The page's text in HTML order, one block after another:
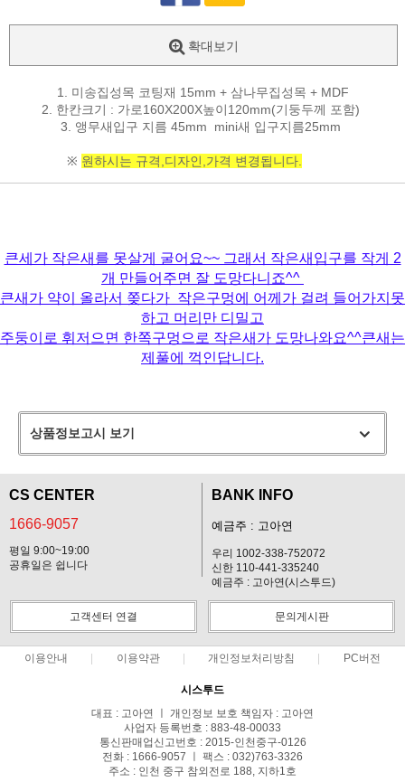
확대보기
1. 미송집성목 코팅재 15mm + 삼나무집성목 + MDF
2. 한칸크기 : 가로160X200X높이120mm(기둥두께 포함)
3. 앵무새입구 지름 45mm mini새 입구지름25mm
※ 원하시는 규격,디자인,가격 변경됩니다.
큰세가 작은새를 못살게 굴어요~~ 그래서 작은새입구를 작게 2
개 만들어주면 잘 도망다니죠^^
큰새가 약이 올라서 쫒다가 작은구멍에 어께가 걸려 들어가지못
하고 머리만 디밀고
주둥이로 휘저으면 한쪽구멍으로 작은새가 도망나와요^^큰새는
제풀에 꺽인답니다.
상품정보고시 보기
CS CENTER
1666-9057
평일 9:00~19:00
공휴일은 쉽니다
BANK INFO
예금주 : 고아연
우리 1002-338-752072
신한 110-441-335240
예금주 : 고아연(시스투드)
고객센터 연결 문의게시판
이용안내 이용약관 개인정보처리방침 PC버전
시스투드
대표 : 고아연 ㅣ 개인정보 보호 책임자 : 고아연
사업자 등록번호 : 883-48-00033
통신판매업신고번호 : 2015-인천중구-0126
전화 : 1666-9057 ㅣ 팩스 : 032)763-3326
주소 : 인천 중구 참외전로 188, 지하1호